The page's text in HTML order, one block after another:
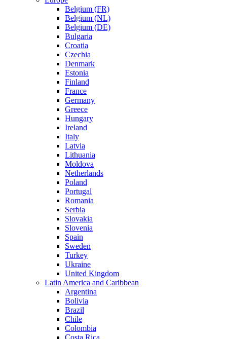
Belgium (FR)
Belgium (NL)
Belgium (DE)
Bulgaria
Croatia
Czechia
Denmark
Estonia
Finland
France
Germany
Greece
Hungary
Ireland
Italy
Latvia
Lithuania
Moldova
Netherlands
Poland
Portugal
Romania
Serbia
Slovakia
Slovenia
Spain
Sweden
Turkey
Ukraine
United Kingdom
Latin America and Caribbean
Argentina
Bolivia
Brazil
Chile
Colombia